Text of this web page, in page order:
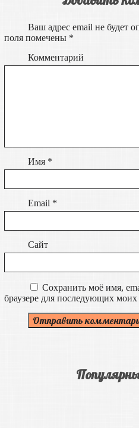
Ваш адрес email не будет
поля помечены *
Комментарий
Имя *
Email *
Сайт
Сохранить моё имя,
браузере для последующих